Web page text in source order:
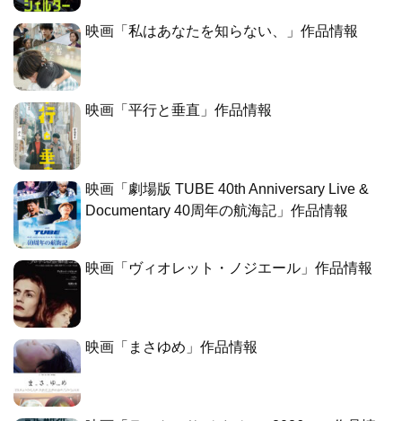
映画「私はあなたを知らない、」作品情報
映画「平行と垂直」作品情報
映画「劇場版 TUBE 40th Anniversary Live &
Documentary 40周年の航海記」作品情報
映画「ヴィオレット・ノジエール」作品情報
映画「まさゆめ」作品情報